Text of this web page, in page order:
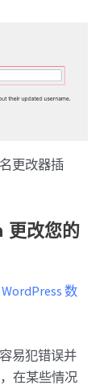
更改器插
改您的
数
易犯错误并
在某些情况